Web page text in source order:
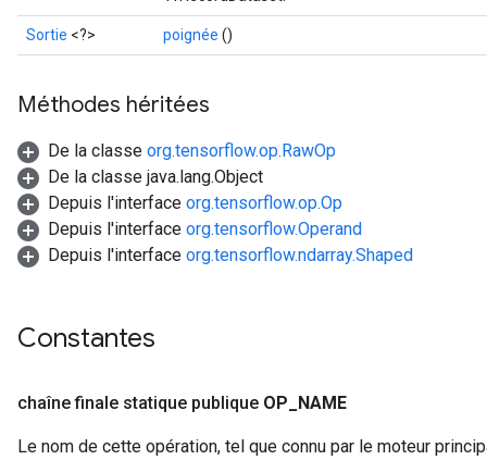
Sortie <?> poignée ()
Méthodes héritées
De la classe org.tensorflow.op.RawOp
De la classe java.lang.Object
Depuis l'interface org.tensorflow.op.Op
Depuis l'interface org.tensorflow.Operand
Depuis l'interface org.tensorflow.ndarray.Shaped
Constantes
chaîne finale statique publique OP NAME
Le nom de cette opération, tel que connu par le moteur